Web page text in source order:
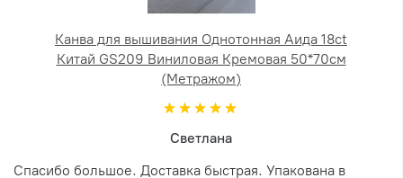
Канва для вышивания Однотонная Аида 18ct
Китай GS209 Виниловая Кремовая 50*70см
(Метражом)
Светлана
Спасибо большое. Доставка быстрая. Упакована в